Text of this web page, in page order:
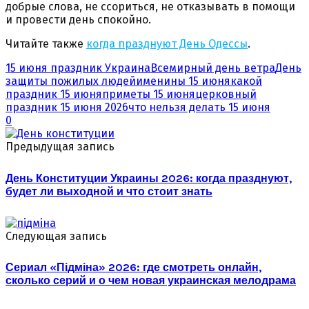
добрые слова, не ссориться, не отказывать в помощи
и провести день спокойно.
Читайте также когда празднуют День Одессы.
15 июня праздник УкраинаВсемирный день ветраДень
защиты пожилых людейименины 15 июня какой
праздник 15 июня приметы 15 июня церковный
праздник 15 июня 2026что нельзя делать 15 июня
0
Предыдущая запись
День Конституции Украины 2026: когда празднуют,
будет ли выходной и что стоит знать
Следующая запись
Сериал «Підміна» 2026: где смотреть онлайн,
сколько серий и о чем новая украинская мелодрама